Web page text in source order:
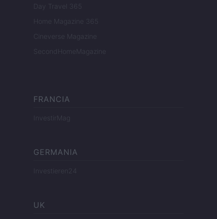
Day Travel 365
Home Magazine 365
Cineverse Magazine
SecondHomeMagazine
FRANCIA
InvestirMag
GERMANIA
Investieren24
UK